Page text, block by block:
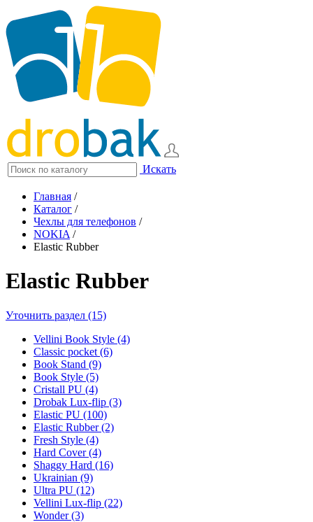
Искать
Главная /
Каталог /
Чехлы для телефонов /
NOKIA /
Elastic Rubber
Elastic Rubber
Уточнить раздел (15)
Vellini Book Style (4)
Classic pocket (6)
Book Stand (9)
Book Style (5)
Cristall PU (4)
Drobak Lux-flip (3)
Elastic PU (100)
Elastic Rubber (2)
Fresh Style (4)
Hard Cover (4)
Shaggy Hard (16)
Ukrainian (9)
Ultra PU (12)
Vellini Lux-flip (22)
Wonder (3)